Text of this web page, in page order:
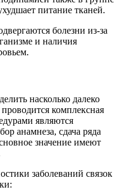
питание тканей.
болезни из-за
и наличия
насколько далеко
комплексная
являются
анамнеза, сдача ряда
значение имеют
заболеваний связок